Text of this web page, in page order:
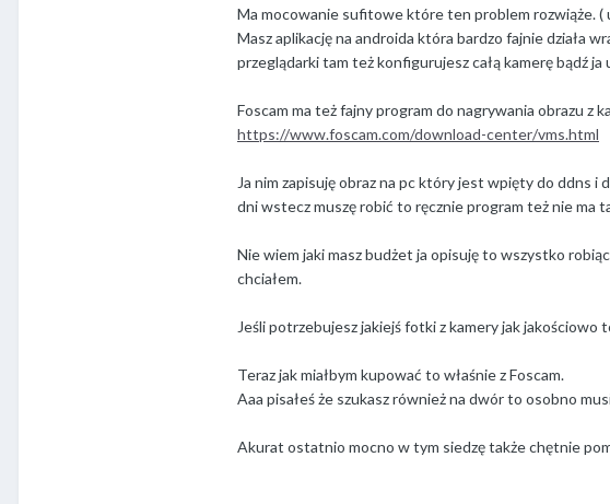
Ma mocowanie sufitowe które ten problem rozwiąże. (
Masz aplikację na androida która bardzo fajnie działa
przeglądarki tam też konfigurujesz całą kamerę bądź
Foscam ma też fajny program do nagrywania obrazu z
https://www.foscam.com/download-center/vms.html
Ja nim zapisuję obraz na pc który jest wpięty do ddns
dni wstecz muszę robić to ręcznie program też nie ma
Nie wiem jaki masz budżet ja opisuję to wszystko
chciałem.
Jeśli potrzebujesz jakiejś fotki z kamery jak jakościowo
Teraz jak miałbym kupować to właśnie z Foscam.
Aaa pisałeś że szukasz również na dwór to osobno
Akurat ostatnio mocno w tym siedzę także chętnie